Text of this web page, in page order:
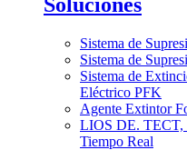
Sistema de
Sistema de
Sistema de
Eléctrico PFK
Agente Extintor
LIOS DE. TECT,
Tiempo Real